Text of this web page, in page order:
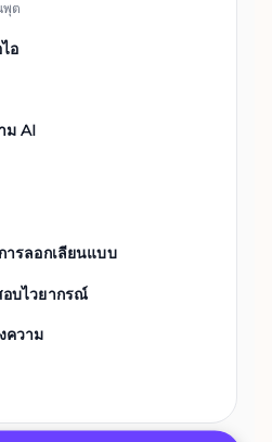
พุต
อ
ม AI
ารลอกเลียนแบบ
บไวยากรณ์
ความ